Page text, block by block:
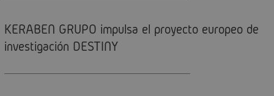
KERABEN GRUPO impulsa el proyecto europeo de
investigación DESTINY